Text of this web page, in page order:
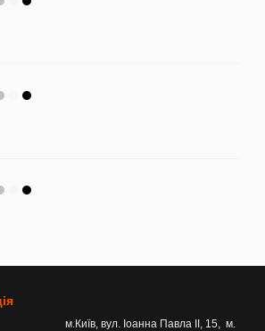
м.Київ, вул. Іоанна Павла ІІ, 15, м.